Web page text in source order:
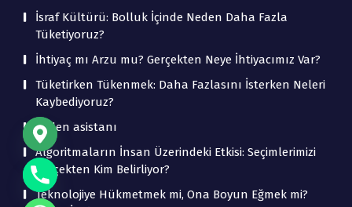
İsraf Kültürü: Bolluk İçinde Neden Daha Fazla
Tüketiyoruz?
İhtiyaç mı Arzu mu? Gerçekten Neye İhtiyacımız Var?
Tüketirken Tükenmek: Daha Fazlasını İsterken Neleri
Kaybediyoruz?
beden asistanı
Algoritmaların İnsan Üzerindeki Etkisi: Seçimlerimizi
Gerçekten Kim Belirliyor?
Teknolojiye Hükmetmek mi, Ona Boyun Eğmek mi?